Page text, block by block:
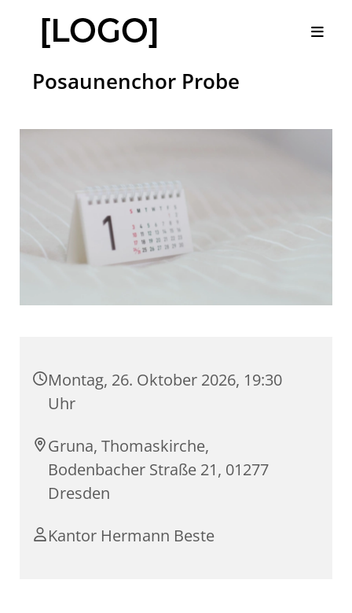
Posaunenchor Probe
Montag, 26. Oktober 2026, 19:30
Uhr
Gruna, Thomaskirche,
Bodenbacher Straße 21, 01277
Dresden
Kantor Hermann Beste